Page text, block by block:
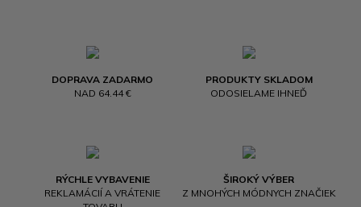
DOPRAVA ZADARMO
NAD 64.44 €
PRODUKTY SKLADOM
ODOSIELAME IHNEĎ
RÝCHLE VYBAVENIE
REKLAMÁCIÍ A VRÁTENIE
ŠIROKÝ VÝBER
Z MNOHÝCH MÓDNYCH ZNAČIEK